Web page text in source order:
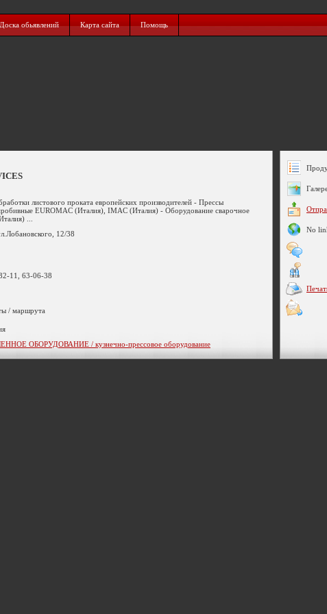
Доска обьявлений Карта сайта Помощь
листового проката европейских производителей - Прессы
EUROMAC (Италия), IMAC (Италия) - Оборудование сварочное
...
12/38
11, 63-06-38
/ маршрута
ОБОРУДОВАНИЕ / кузнечно-прессовое оборудование
No